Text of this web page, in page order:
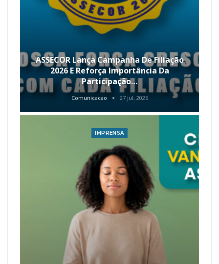
ASSECOR Lança Campanha De Filiação
2026 E Reforça Importância Da
Participação…
Comunicacao 27 jul, 2026
IMPRENSA